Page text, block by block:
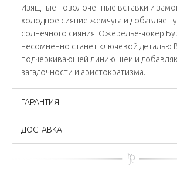
Изящные позолоченные вставки и
холодное сияние жемчуга и добавляет
солнечного сияния. Ожерелье-чокер
несомненно станет ключевой деталью
подчеркивающей линию шеи и
загадочности и аристократизма.
ГАРАНТИЯ
ДОСТАВКА